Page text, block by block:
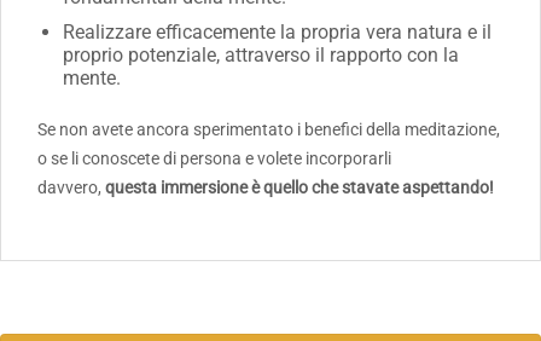
Realizzare efficacemente la propria vera natura e il
proprio potenziale, attraverso il rapporto con la
mente.
Se non avete ancora sperimentato i benefici della meditazione,
o se li conoscete di persona e volete incorporarli
davvero, questa immersione è quello che stavate aspettando!